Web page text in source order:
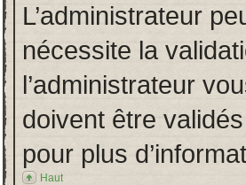
L’administrateur
nécessite la
l’administrateur
doivent être
pour plus
Haut